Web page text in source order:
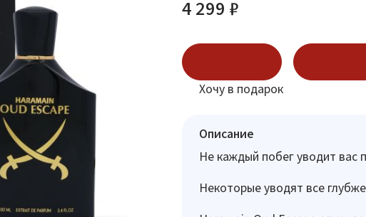
4 299 ₽
Хочу в подарок
Описание
Не каждый побег уводит вас
Некоторые уводят все